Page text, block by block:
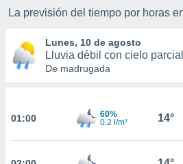
las
y
forma
La previsión del tiempo por horas
Lunes, 10 de agosto
Lluvia débil con cielo
De madrugada
01:00
60%
0.2 l/m²
14°